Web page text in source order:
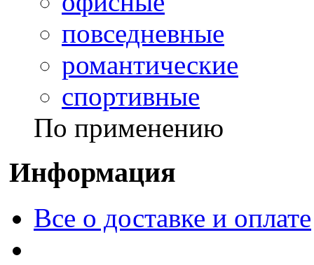
повседневные
романтические
спортивные
По применению
Информация
Все о доставке и оплате